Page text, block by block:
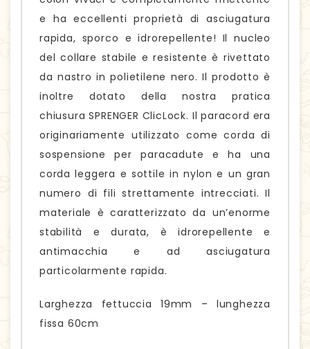
e ha eccellenti proprietà di asciugatura
rapida, sporco e idrorepellente! Il nucleo
del collare stabile e resistente è rivettato
da nastro in polietilene nero. Il prodotto è
inoltre dotato della nostra pratica
chiusura SPRENGER ClicLock. Il paracord era
originariamente utilizzato come corda di
sospensione per paracadute e ha una
corda leggera e sottile in nylon e un gran
numero di fili strettamente intrecciati. Il
materiale è caratterizzato da un’enorme
stabilità e durata, è idrorepellente e
antimacchia e ad asciugatura
particolarmente rapida.
Larghezza fettuccia 19mm – lunghezza
fissa 60cm